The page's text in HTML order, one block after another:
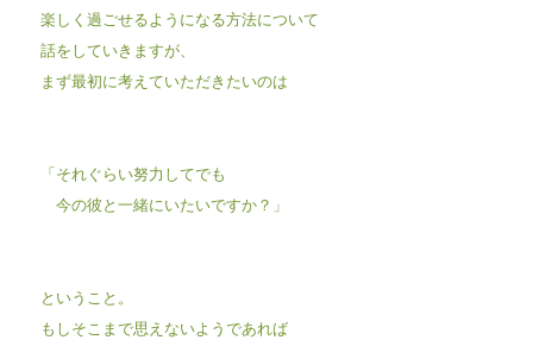
楽しく過ごせるようになる方法について
話をしていきますが、
まず最初に考えていただきたいのは
「それぐらい努力してでも
今の彼と一緒にいたいですか？」
ということ。
もしそこまで思えないようであれば